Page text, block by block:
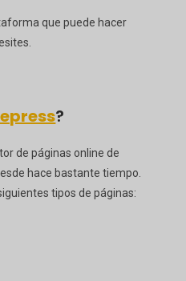
que puede hacer
?
de páginas online de
hace bastante tiempo.
tipos de páginas: